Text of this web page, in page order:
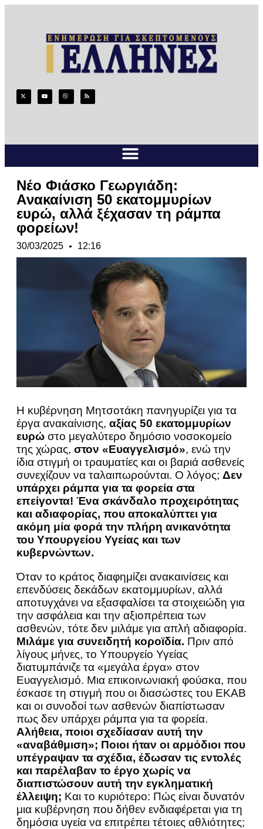
Νέο Φιάσκο Γεωργιάδη:
Aνακαίνιση 50 εκατομμυρίων
ευρώ, αλλά ξέχασαν τη ράμπα
φορείων!
30/03/2025 12:16
Η κυβέρνηση Μητσοτάκη πανηγυρίζει για τα
έργα ανακαίνισης, αξίας 50 εκατομμυρίων
ευρώ στο μεγαλύτερο δημόσιο νοσοκομείο
της χώρας, στον «Ευαγγελισμό», ενώ την
ίδια στιγμή οι τραυματίες και οι βαριά ασθενείς
συνεχίζουν να ταλαιπωρούνται. Ο λόγος; Δεν
υπάρχει ράμπα για τα φορεία στα
επείγοντα! Ένα σκάνδαλο προχειρότητας
και αδιαφορίας, που αποκαλύπτει για
ακόμη μία φορά την πλήρη ανικανότητα
του Υπουργείου Υγείας και των
κυβερνώντων.
Όταν το κράτος διαφημίζει ανακαινίσεις και
επενδύσεις δεκάδων εκατομμυρίων, αλλά
αποτυγχάνει να εξασφαλίσει τα στοιχειώδη για
την ασφάλεια και την αξιοπρέπεια των
ασθενών, τότε δεν μιλάμε για απλή αδιαφορία.
Μιλάμε για συνειδητή κοροϊδία. Πριν από
λίγους μήνες, το Υπουργείο Υγείας
διατυμπάνιζε τα «μεγάλα έργα» στον
Ευαγγελισμό. Μια επικοινωνιακή φούσκα, που
έσκασε τη στιγμή που οι διασώστες του ΕΚΑΒ
και οι συνοδοί των ασθενών διαπίστωσαν
πως δεν υπάρχει ράμπα για τα φορεία.
Αλήθεια, ποιοι σχεδίασαν αυτή την
«αναβάθμιση»; Ποιοι ήταν οι αρμόδιοι που
υπέγραψαν τα σχέδια, έδωσαν τις εντολές
και παρέλαβαν το έργο χωρίς να
διαπιστώσουν αυτή την εγκληματική
έλλειψη; Και το κυριότερο: Πώς είναι δυνατόν
μια κυβέρνηση που δήθεν ενδιαφέρεται για τη
δημόσια υγεία να επιτρέπει τέτοιες αθλιότητες;